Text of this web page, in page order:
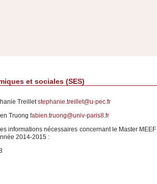
et sociales (SES)
Treilletstephanie.treillet@u-pec.fr
Truong fabien.truong@univ-paris8.fr
informations nécessaires concernant le Master
2014-2015 :